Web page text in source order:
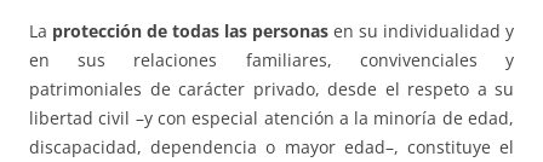
La protección de todas las personas en su individualidad y
en sus relaciones familiares, convivenciales y
patrimoniales de carácter privado, desde el respeto a su
libertad civil –y con especial atención a la minoría de edad,
discapacidad, dependencia o mayor edad–, constituye el